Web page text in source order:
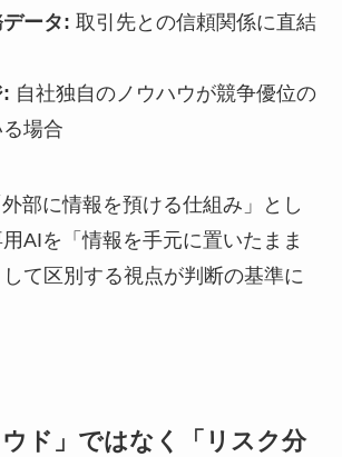
ータ: 取引先との信頼関係に直結
自社独自のノウハウが競争優位の
場合
部に情報を預ける仕組み」とし
AIを「情報を手元に置いたまま
て区別する視点が判断の基準に
ウド」ではなく「リスク分